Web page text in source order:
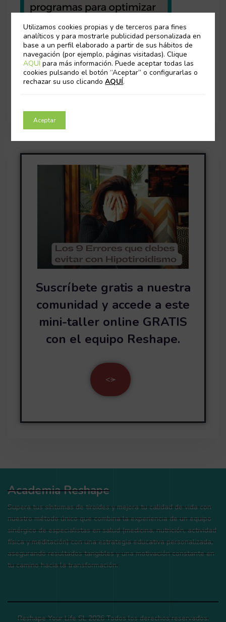
Suscríbete gratis a nuestra
comunidad y accede a este
mini-taller online GRATIS
con el equipo Reshape.
<>
Academia Reshape
Supera tus síntomas de tiroides y mejora tu calidad de vida con
nuestro método único que combina la experiencia de un equipo
sinérgico de especialistas en salud (medicina, nutrición, actividad
física y meditación) con una estrategia educativa personalizada,
asegurando resultados tangibles y una motivación constante en
tu camino hacia la transformación.
Reshape Your Life SL 2026 Todos los derechos reservados.
Utilizamos cookies propias y de terceros para fines
analíticos y para mostrarle publicidad personalizada en
base a un perfil elaborado a partir de sus hábitos de
navegación (por ejemplo, páginas visitadas). Clique
AQUÍpara más información. Puede aceptar todas las
cookies pulsando el botón “Aceptar” o configurarlas o
rechazar su uso clicandoAQUÍ.
Aceptar